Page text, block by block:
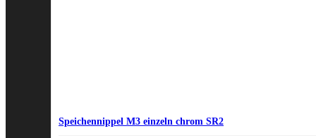
Speichennippel M3 einzeln chrom SR2